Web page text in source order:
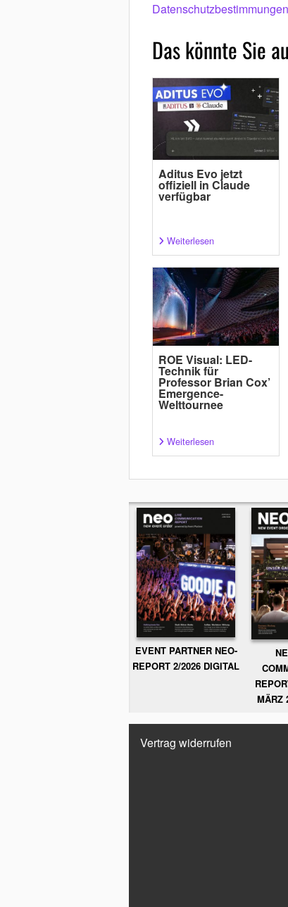
Datenschutzbestimmungen
Das könnte Sie
Aditus Evo jetzt
offiziell in Claude
verfügbar
Weiterlesen
ROE Visual: LED-
Technik für
Professor Brian Cox’
Emergence-
Welttournee
Weiterlesen
EVENT PARTNER NEO-
REPORT 2/2026 DIGITAL
MÄRZ
Vertrag widerrufen